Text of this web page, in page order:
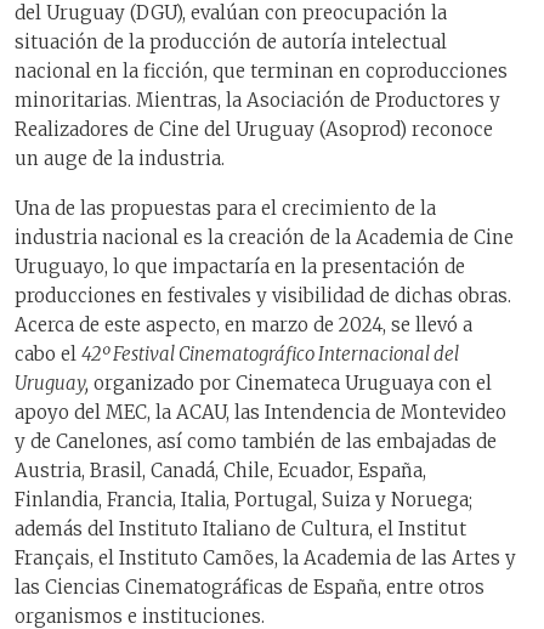
del Uruguay (DGU), evalúan con preocupación la
situación de la producción de autoría intelectual
nacional en la ficción, que terminan en coproducciones
minoritarias. Mientras, la Asociación de Productores y
Realizadores de Cine del Uruguay (Asoprod) reconoce
un auge de la industria.
Una de las propuestas para el crecimiento de la
industria nacional es la creación de la Academia de Cine
Uruguayo, lo que impactaría en la presentación de
producciones en festivales y visibilidad de dichas obras.
Acerca de este aspecto, en marzo de 2024, se llevó a
cabo el 42º Festival Cinematográfico Internacional del
Uruguay, organizado por Cinemateca Uruguaya con el
apoyo del MEC, la ACAU, las Intendencia de Montevideo
y de Canelones, así como también de las embajadas de
Austria, Brasil, Canadá, Chile, Ecuador, España,
Finlandia, Francia, Italia, Portugal, Suiza y Noruega;
además del Instituto Italiano de Cultura, el Institut
Français, el Instituto Camões, la Academia de las Artes y
las Ciencias Cinematográficas de España, entre otros
organismos e instituciones.